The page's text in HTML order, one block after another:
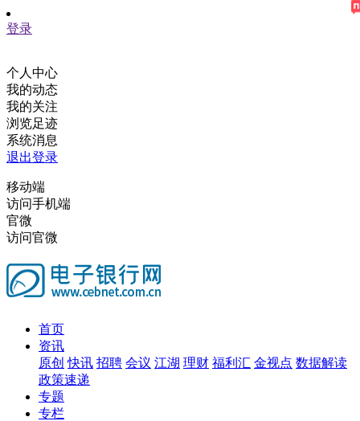
登录
个人中心
我的动态
我的关注
浏览足迹
系统消息
退出登录
移动端
访问手机端
官微
访问官微
首页
资讯
原创 快讯 招聘 会议 江湖 理财 福利汇 金视点 数据解读
政策速递
专题
专栏